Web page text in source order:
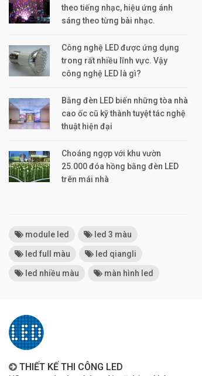
theo tiếng nhạc, hiệu ứng ánh
sáng theo từng bài nhạc.
Công nghệ LED được ứng dụng
trong rất nhiều lĩnh vực. Vậy
công nghệ LED là gì?
Bằng đèn LED biến những tòa nhà
cao ốc cũ kỹ thành tuyệt tác nghệ
thuật hiện đại
Choáng ngợp với khu vườn
25.000 đóa hồng bằng đèn LED
trên mái nhà
module led led 3 màu
led full màu led qiangli
led nhiều màu màn hình led
THIẾT KẾ THI CÔNG LED